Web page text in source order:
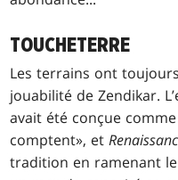
TOUCHETERRE
Les terrains ont
jouabilité de Zendikar.
avait été conçue
comptent», et
tradition en ramenant